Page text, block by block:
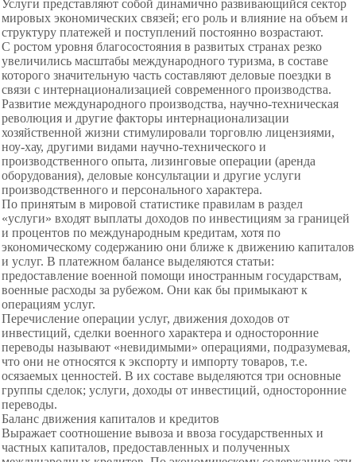
Услуги представляют собой динамично развивающийся сектор
мировых экономических связей; его роль и влияние на объем и
структуру платежей и поступлений постоянно возрастают.
С ростом уровня благосостояния в развитых странах резко
увеличились масштабы международного туризма, в составе
которого значительную часть составляют деловые поездки в
связи с интернационализацией современного производства.
Развитие международного производства, научно-техническая
революция и другие факторы интернационализации
хозяйственной жизни стимулировали торговлю лицензиями,
ноу-хау, другими видами научно-технического и
производственного опыта, лизинговые операции (аренда
оборудования), деловые консультации и другие услуги
производственного и персонального характера.
По принятым в мировой статистике правилам в раздел
«услуги» входят выплаты доходов по инвестициям за границей
и процентов по международным кредитам, хотя по
экономическому содержанию они ближе к движению капиталов
и услуг. В платежном балансе выделяются статьи:
предоставление военной помощи иностранным государствам,
военные расходы за рубежом. Они как бы примыкают к
операциям услуг.
Перечисление операции услуг, движения доходов от
инвестиций, сделки военного характера и односторонние
переводы называют «невидимыми» операциями, подразумевая,
что они не относятся к экспорту и импорту товаров, т.е.
осязаемых ценностей. В их составе выделяются три основные
группы сделок; услуги, доходы от инвестиций, односторонние
переводы.
Баланс движения капиталов и кредитов
Выражает соотношение вывоза и ввоза государственных и
частных капиталов, предоставленных и полученных